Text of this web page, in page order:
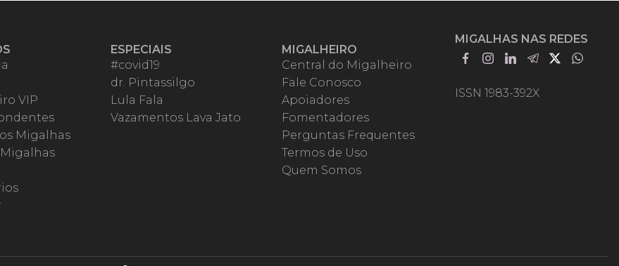
VIP
Migalhas
ESPECIAIS
#covid19
dr. Pintassilgo
Lula Fala
Vazamentos Lava Jato
MIGALHEIRO
Central do Migalheiro
Fale Conosco
Apoiadores
Fomentadores
Perguntas Frequentes
Termos de Uso
Quem Somos
MIGALHAS NAS REDES
ISSN 1983-392X